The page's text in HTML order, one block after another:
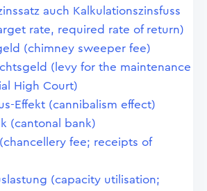
auch Kalkulationszinsfuss
rate, required rate of return)
(chimney sweeper fee)
(levy for the maintenance
High Court)
Effekt (cannibalism effect)
(cantonal bank)
fee; receipts of
(capacity utilisation;